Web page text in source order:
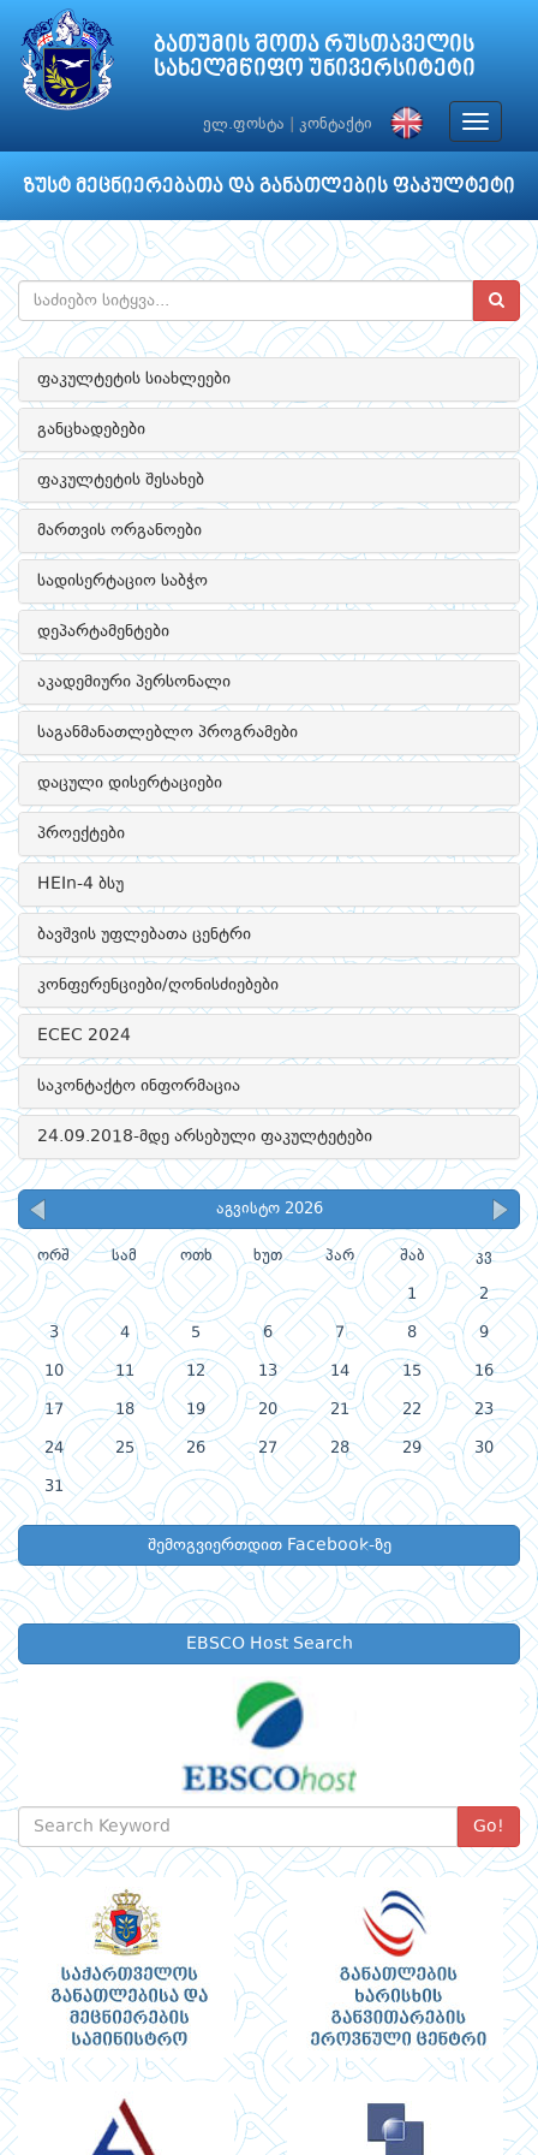
ბათუმის შოთა რუსთაველის
სახელმწიფო უნივერსიტეტი
ელ.ფოსტა კონტაქტი
Toggle
ზუსტ მეცნიერებათა და განათლების ფაკულტეტი
ფაკულტეტის სიახლეები
განცხადებები
ფაკულტეტის შესახებ
მართვის ორგანოები
სადისერტაციო საბჭო
დეპარტამენტები
აკადემიური პერსონალი
საგანმანათლებლო პროგრამები
დაცული დისერტაციები
პროექტები
HEIn-4 ბსუ
ბავშვის უფლებათა ცენტრი
კონფერენციები/ღონისძიებები
ECEC 2024
საკონტაქტო ინფორმაცია
24.09.2018-მდე არსებული ფაკულტეტები
აგვისტო 2026
ორშ სამ ოთხ ხუთ პარ შაბ კვ
1 2
3 4 5 6 7 8 9
10 11 12 13 14 15 16
17 18 19 20 21 22 23
24 25 26 27 28 29 30
31
შემოგვიერთდით Facebook-ზე
EBSCO Host Search
Go!